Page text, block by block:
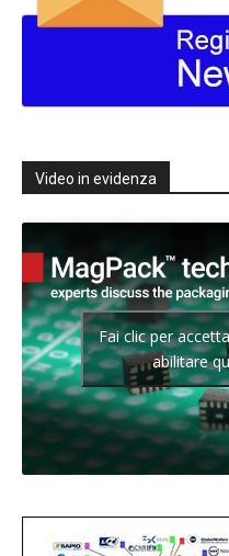
Video in evidenza
Fai clic per
abilitare